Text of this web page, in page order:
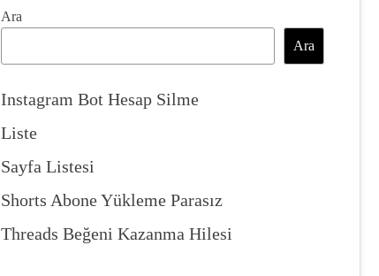
Ara
Ara
Instagram Bot Hesap Silme
Liste
Sayfa Listesi
Shorts Abone Yükleme Parasız
Threads Beğeni Kazanma Hilesi